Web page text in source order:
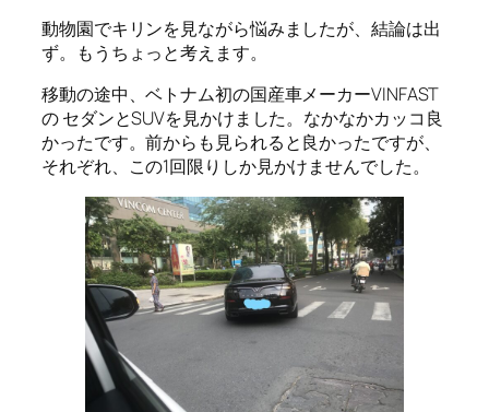
動物園でキリンを見ながら悩みましたが、結論は出
ず。もうちょっと考えます。
移動の途中、ベトナム初の国産車メーカーVINFAST
の セダンとSUVを見かけました。なかなかカッコ良
かったです。前からも見られると良かったですが、
それぞれ、この1回限りしか見かけませんでした。